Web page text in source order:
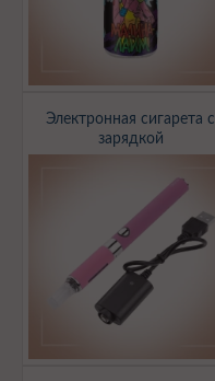
Электронная сигарета с
зарядкой